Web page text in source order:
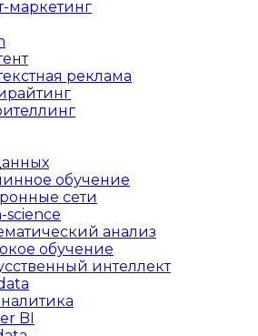
маркетинг
реклама
обучение
сети
science
анализ
обучение
интеллект
BI